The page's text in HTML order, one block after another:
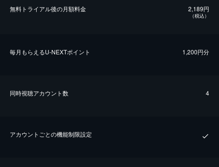
無料トライアル後の⽉額料金 2,189円
（税込）
毎⽉もらえるU-NEXTポイント 1,200円分
同時視聴アカウント数 4
アカウントごとの機能制限設定